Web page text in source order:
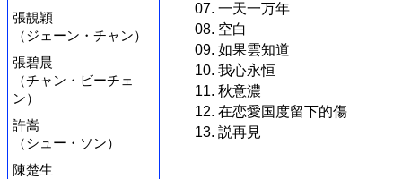
張靚穎
（ジェーン・チャン）
張碧晨
（チャン・ビーチェ
ン）
許嵩
（シュー・ソン）
陳楚生
07. 一天一万年
08. 空白
09. 如果雲知道
10. 我心永恒
11. 秋意濃
12. 在恋愛国度留下的傷
13. 説再見